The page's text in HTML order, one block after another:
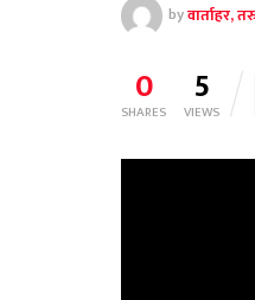
byवार्ताहर,
0
SHARES 5
VIEWS